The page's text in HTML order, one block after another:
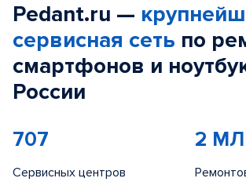
Pedant.ru —
сервисная сеть по
смартфонов и
России
707
Сервисных центров
2